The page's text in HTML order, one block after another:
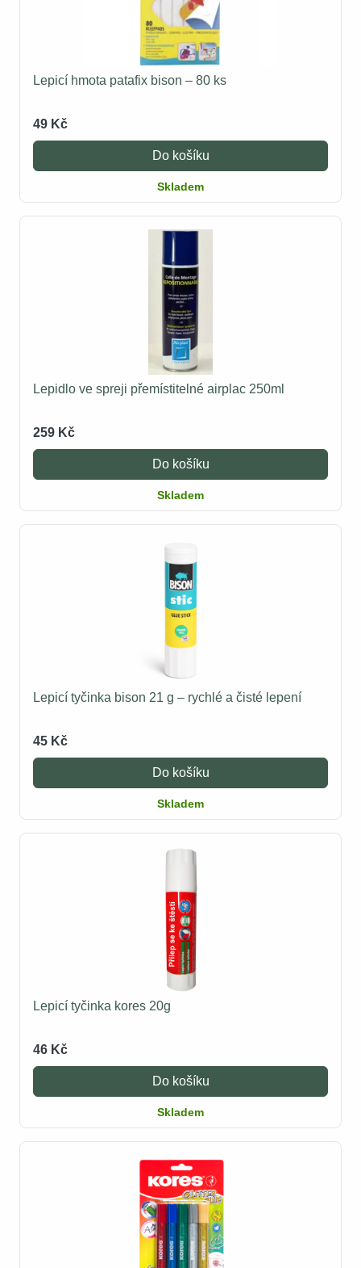
Lepicí hmota patafix bison – 80 ks
49 Kč
Do košíku
Skladem
Lepidlo ve spreji přemístitelné airplac 250ml
259 Kč
Do košíku
Skladem
Lepicí tyčinka bison 21 g – rychlé a čisté lepení
45 Kč
Do košíku
Skladem
Lepicí tyčinka kores 20g
46 Kč
Do košíku
Skladem